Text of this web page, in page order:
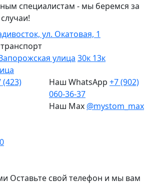
специалистам - мы беремся за
ул. Окатовая, 1
улица 30к 13к
(423)
Наш WhatsApp +7 (902)
060-36-37
Наш Max @mystom_max
Оставьте свой телефон и мы вам